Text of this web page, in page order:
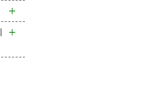
+
+